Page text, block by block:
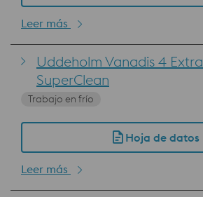
Leer más
Uddeholm Vanadis 4 Extra
SuperClean
Trabajo en frío
Hoja de datos
Leer más